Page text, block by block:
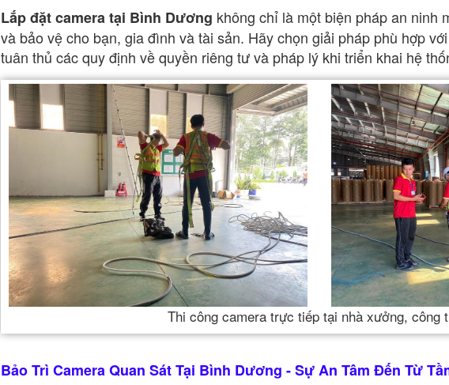
Lắp đặt camera tại Bình Dương không chỉ là một biện pháp an ninh
và bảo vệ cho bạn, gia đình và tài sản. Hãy chọn giải pháp phù hợp
tuân thủ các quy định về quyền riêng tư và pháp lý khi triển khai hệ
Thi công camera trực tiếp tại nhà xưởng, công
Bảo Trì Camera Quan Sát Tại Bình Dương - Sự An Tâm Đến Từ